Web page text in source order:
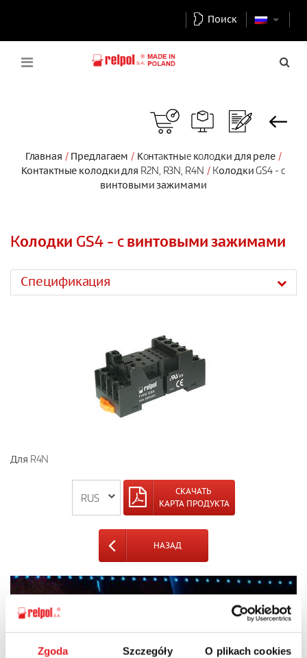
Zgoda Szczegóły O plikach cookies
Поиск
Главная Предлагаем
Кoнтaктныe кoлoдки для реле
Контактные колодки для R2N, R3N, R4N
Kолодки GS4 - c
винтовыми зажимами
Kолодки GS4 - c винтовыми зажимами
Спецификация
Для R4N
СКАЧАТЬ
КАРТА ПРОДУКТА
НАЗАД
Спросите подробности
предложения